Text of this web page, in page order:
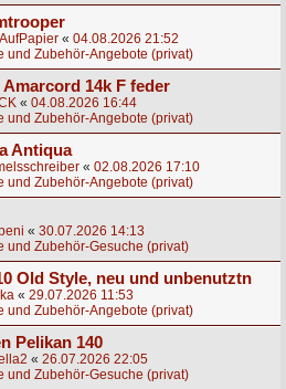
« 04.08.2026 21:52
und Zubehör-Angebote (privat)
14k F feder
« 04.08.2026 16:44
und Zubehör-Angebote (privat)
Antiqua
« 02.08.2026 17:10
und Zubehör-Angebote (privat)
« 30.07.2026 14:13
und Zubehör-Gesuche (privat)
Old Style, neu und unbenutztn
« 29.07.2026 11:53
und Zubehör-Angebote (privat)
Pelikan 140
« 26.07.2026 22:05
und Zubehör-Gesuche (privat)